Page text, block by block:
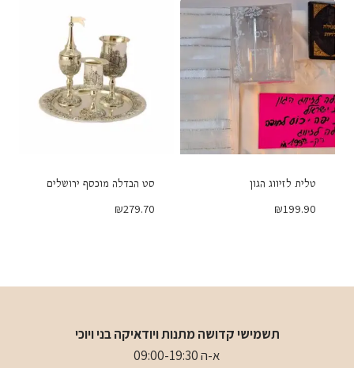
טלית לזיווג הגון
₪199.90
סט הבדלה מוכסף ירושלים
₪279.70
תשמישי קדושה מתנות ויודאיקה בני ויוכי
א-ה 09:00-19:30